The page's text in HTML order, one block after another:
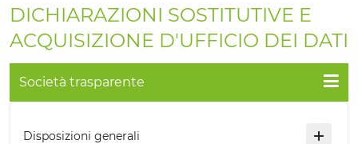
TERRITORIO
OUTDOOR
DICHIARAZIONI SOSTITUTIVE E
ACQUISIZIONE D'UFFICIO DEI DATI
Società trasparente
Disposizioni generali